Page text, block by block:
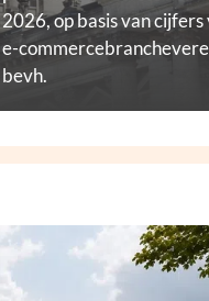
2026, op basis van cijfers
e-
bevh.